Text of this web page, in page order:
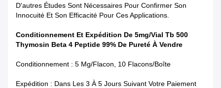
D'autres Études Sont Nécessaires Pour Confirmer Son
Innocuité Et Son Efficacité Pour Ces Applications.
Conditionnement Et Expédition De 5mg/Vial Tb 500
Thymosin Beta 4 Peptide 99% De Pureté À Vendre
Conditionnement : 5 Mg/flacon, 10 Flacons/boîte
Expédition : Dans Les 3 À 5 Jours Suivant Votre Paiement